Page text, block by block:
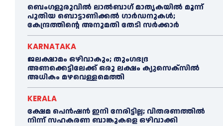
ബെംഗളൂരുവിൽ ലാൽബാഗ് മാതൃകയിൽ മൂന്ന്
പുതിയ ബൊട്ടാണിക്കൽ ഗാർഡനുകൾ;
കേന്ദ്രത്തിന്റെ അനുമതി തേടി സർക്കാർ
KARNATAKA
ജലക്ഷാമം ഒഴിവാകും; തുംഗഭദ്ര
അണക്കെട്ടിലേക്ക് ഒരു ലക്ഷം ക്യുസെക്സില്‍
അധികം മഴവെള്ളമെത്തി
KERALA
ക്ഷേമ പെൻഷൻ ഇനി നേരിട്ടില്ല; വിതരണത്തിൽ
നിന്ന് സഹകരണ ബാങ്കുകളെ ഒഴിവാക്കി